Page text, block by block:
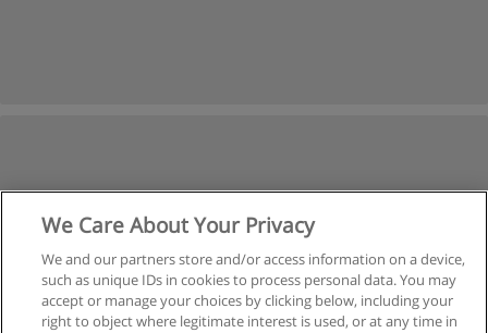
We Care About Your Privacy
We and our partners store and/or access information on a device,
such as unique IDs in cookies to process personal data. You may
accept or manage your choices by clicking below, including your
right to object where legitimate interest is used, or at any time in